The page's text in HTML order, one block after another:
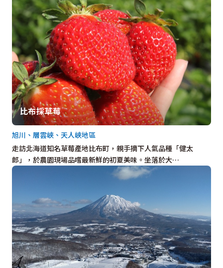
比布採草莓
走訪北海道知名草莓產地比布町，親手摘下人氣品種「健太
郎」，於農園現場品嚐最新鮮的初夏美味。坐落於大…
旭川、層雲峽、天人峽地區